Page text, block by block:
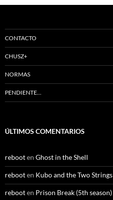
CONTACTO
CHUSZ+
NORMAS
PENDIENTE…
ÚLTIMOS COMENTARIOS
rebooten Ghost in the Shell
rebooten Kubo and the Two Strings
rebooten Prison Break (5th season)